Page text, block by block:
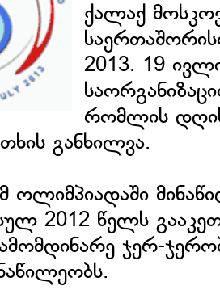
ქალაქ
2013. 19
რომლის
განხილვა.
ოლიმპიადაში
2012 წელს
ჯერ-